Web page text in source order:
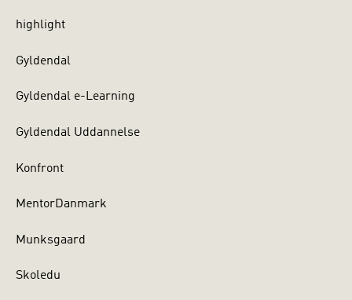
highlight
Gyldendal
Gyldendal e-Learning
Gyldendal Uddannelse
Konfront
MentorDanmark
Munksgaard
Skoledu